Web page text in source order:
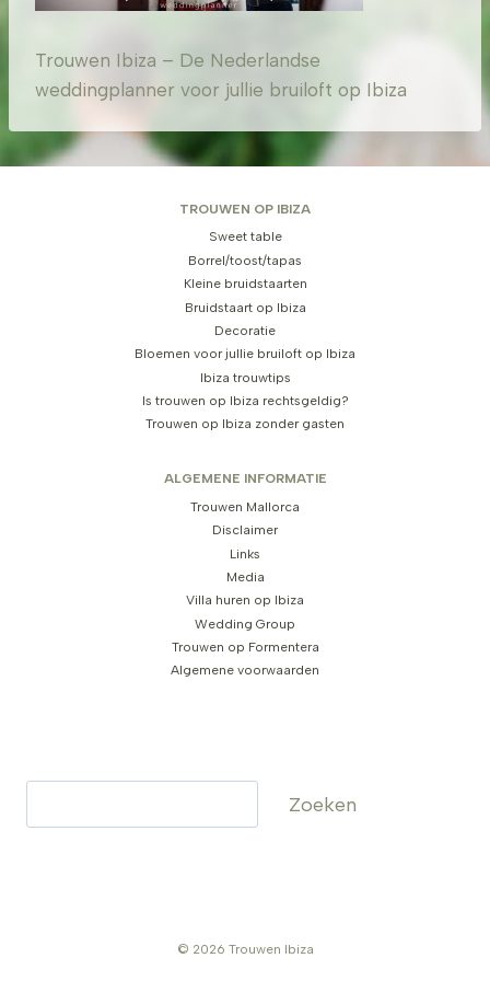
Trouwen Ibiza – De Nederlandse
weddingplanner voor jullie bruiloft op Ibiza
TROUWEN OP IBIZA
Sweet table
Borrel/toost/tapas
Kleine bruidstaarten
Bruidstaart op Ibiza
Decoratie
Bloemen voor jullie bruiloft op Ibiza
Ibiza trouwtips
Is trouwen op Ibiza rechtsgeldig?
Trouwen op Ibiza zonder gasten
ALGEMENE INFORMATIE
Trouwen Mallorca
Disclaimer
Links
Media
Villa huren op Ibiza
Wedding Group
Trouwen op Formentera
Algemene voorwaarden
Zoeken
© 2026 Trouwen Ibiza